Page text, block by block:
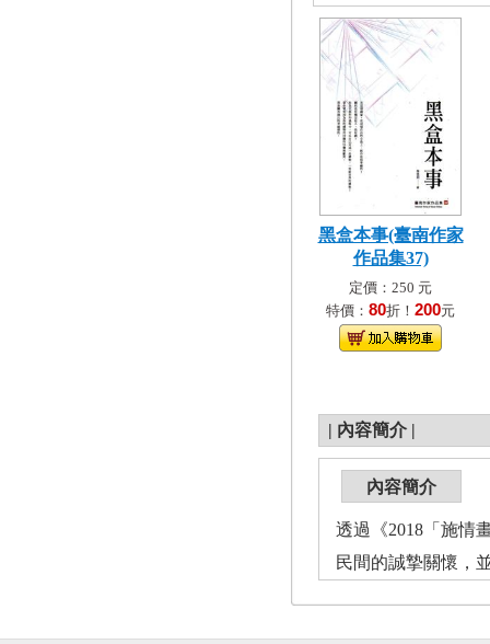
黑盒本事(臺南作家
作品集37)
定價：250 元
特價： 80折！ 200元
| 內容簡介 |
內容簡介
透過《2018「施情
民間的誠摯關懷，